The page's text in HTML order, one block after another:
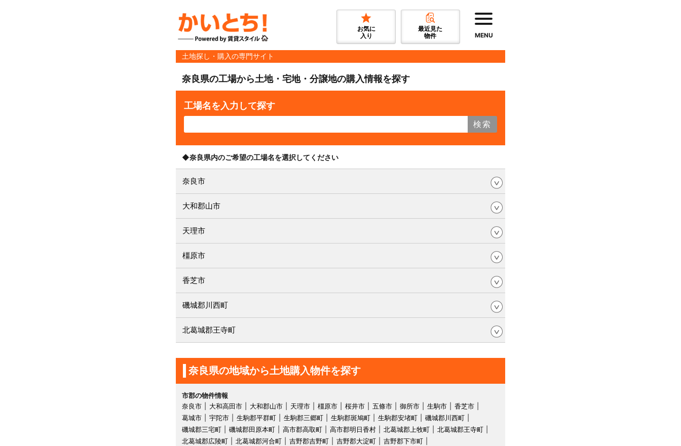
お気に
入り
最近見た
物件
MENU
土地探し・購入の専門サイト
奈良県の工場から土地・宅地・分譲地の購入情報を探す
工場名を入力して探す
検索
◆奈良県内のご希望の工場名を選択してください
奈良市
大和郡山市
天理市
橿原市
香芝市
磯城郡川西町
北葛城郡王寺町
奈良県の地域から土地購入物件を探す
市郡の物件情報
奈良市
大和高田市 大和郡山市 天理市 橿原市 桜井市 五條市 御所市 生駒市
香芝市
葛城市
宇陀市 生駒郡平群町 生駒郡三郷町 生駒郡斑鳩町 生駒郡安堵町
磯城郡川西町
磯城郡三宅町
磯城郡田原本町 高市郡高取町 高市郡明日香村 北葛城郡上牧町
北葛城郡王寺町
北葛城郡広陵町
北葛城郡河合町 吉野郡吉野町 吉野郡大淀町 吉野郡下市町